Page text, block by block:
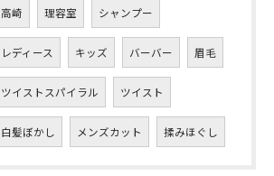
高崎 理容室 シャンプー
レディース キッズ バーバー 眉毛
ツイストスパイラル ツイスト
白髪ぼかし メンズカット 揉みほぐし